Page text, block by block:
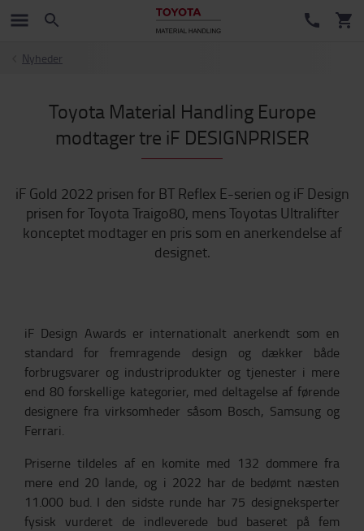
Nyheder
Toyota Material Handling Europe
modtager tre iF DESIGNPRISER
iF Gold 2022 prisen for BT Reflex E-serien og iF Design
prisen for Toyota Traigo80, mens Toyotas Ultralifter
konceptet modtager en pris som en anerkendelse af
designet.
iF Design Awards er internationalt anerkendt som en
standard for fremragende design og dækker både
forbrugsvarer og industriprodukter og tjenester i mere
end 80 forskellige kategorier, med deltagelse af førende
designere fra virksomheder såsom Bosch, Samsung og
Ferrari.
Priserne tildeles af en komite med 132 dommere fra
mere end 20 lande, og i 2022 har de bedømt næsten
11.000 bud. I den sidste runde har 75 designeksperter
fysisk vurderet de indleverede bud baseret på fem